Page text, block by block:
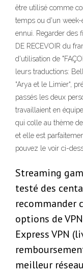
être utilisé comme
temps ou d'un
ennui. Regarder des
DE RECEVOIR du
d'utilisation de
leurs traductions:
“Arya et le Limier“,
passés les deux
travaillaient en
qui colle au thème
et elle est
pouvez le voir ci-
Streaming
testé des
recommander
options de
Express VPN
meilleur